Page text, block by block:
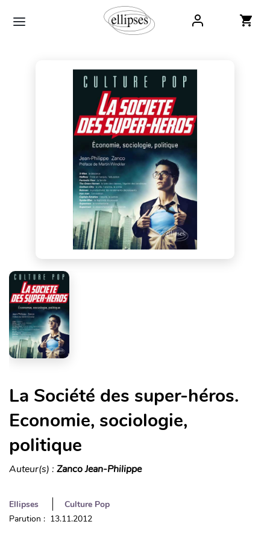
La Société des super-héros.
Economie, sociologie,
politique
Auteur(s) : Zanco Jean-Philippe
Ellipses
Culture Pop
Parution : 13.11.2012